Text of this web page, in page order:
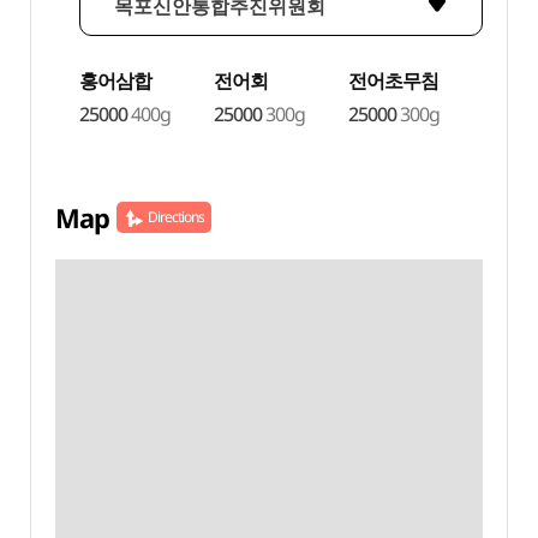
목포신안통합추진위원회
홍어삼합
25000400g
전어회
25000300g
전어초무침
25000300g
Map Directions